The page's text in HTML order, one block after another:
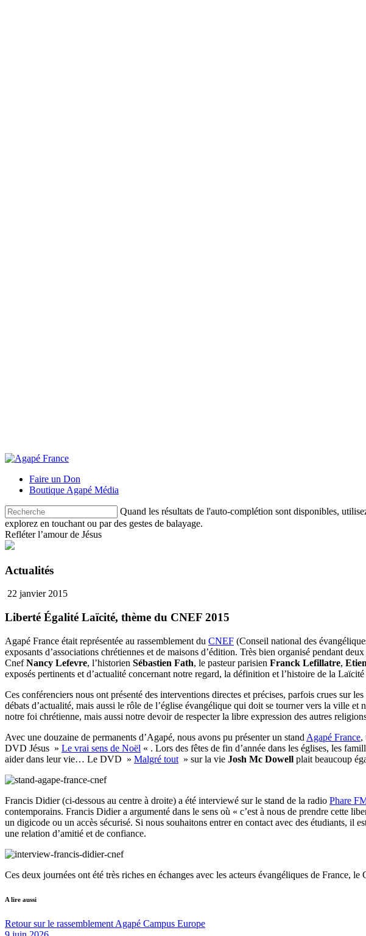
Faire un Don
Boutique Agapé Média
Quand les résultats de l'auto-complétion sont disponibles,
explorez en touchant ou par des gestes de balayage.
Refléter l’amour de Jésus
Actualités
22 janvier 2015
Liberté Égalité Laïcité, thème du CNEF 2015
Agapé France était représentée au rassemblement du CNEF (Conseil national des
exposants d’associations chrétiennes et de maisons d’édition. Très bien organisé pendant
CnefNancy Lefevre, l’historien Sébastien Fath, le pasteur parisien Franck Lefillatre,
exposés pertinents et d’actualité concernant notre regard, la définition et l’histoire de la
Ces conférenciers nous ont présenté des interventions directes et précises, parfois crues sur
débats d’actualité, mais aussi le rôle de l’église évangélique qui doit se tourner vers la ville
notre foi chrétienne, mais aussi notre devoir de respecter la libre expression des autres
Avec une douzaine de permanents d’Agapé, nous avons pu présenter un stand Agapé France,
DVD Jésus » Le vrai sens de Noël « . Lors des fêtes de fin d’année dans les églises, les
aider dans leur vie… Le DVD » Malgré tout » sur la vie Josh Mc Dowell plait beaucoup
Francis Didier (ci-dessous au centre à droite) a été interviewé sur le stand de la radio Phare
contemporains. Francis Didier a argumenté dans le sens où « c’est à nous de prendre cette
un digicode ou un accès sécurisé. Si nous souhaitons entrer en contact avec des étudiants, il
une relation d’amitié et de confiance.
Ces deux journées ont été très riches en échanges avec les acteurs évangéliques de France,
A lire aussi
Retour sur le rassemblement Agapé Campus Europe